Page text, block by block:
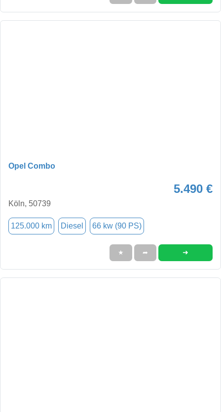
Opel Combo
5.490 €
Köln, 50739
125.000 km Diesel 66 kw (90 PS)
★ ➦ ➜